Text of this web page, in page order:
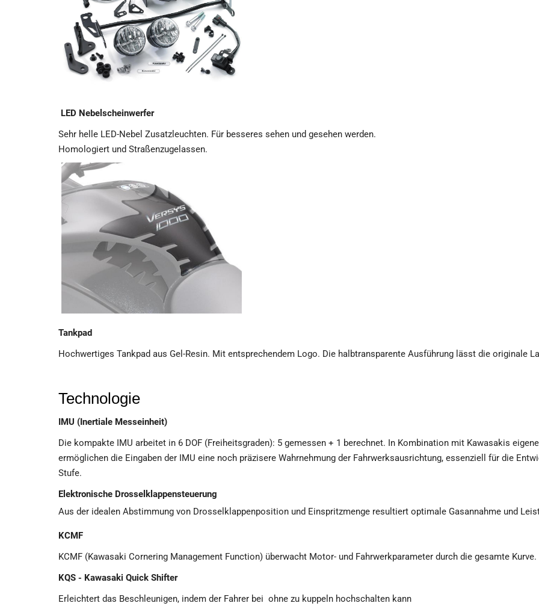
LED Nebelscheinwerfer
Sehr helle LED-Nebel Zusatzleuchten. Für besseres sehen und gesehen werden.
Homologiert und Straßenzugelassen.
Tankpad
Hochwertiges Tankpad aus Gel-Resin. Mit entsprechendem Logo. Die halbtransparente Ausführung lässt die originale
Technologie
IMU (Inertiale Messeinheit)
Die kompakte IMU arbeitet in 6 DOF (Freiheitsgraden): 5 gemessen + 1 berechnet. In Kombination mit Kawasakis
ermöglichen die Eingaben der IMU eine noch präzisere Wahrnehmung der Fahrwerksausrichtung, essenziell für die
Stufe.
Elektronische Drosselklappensteuerung
Aus der idealen Abstimmung von Drosselklappenposition und Einspritzmenge resultiert optimale Gasannahme und
KCMF
KCMF (Kawasaki Cornering Management Function) überwacht Motor- und Fahrwerkparameter durch die gesamte Kurve.
KQS - Kawasaki Quick Shifter
Erleichtert das Beschleunigen, indem der Fahrer bei ohne zu kuppeln hochschalten kann